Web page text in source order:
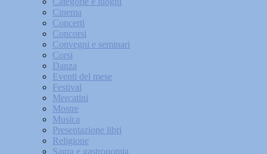
Cinema
Concerti
Concorsi
Convegni e seminari
Corsi
Danza
Eventi del mese
Festival
Mercatini
Mostre
Musica
Presentazione libri
Religione
Sagra e gastronomia